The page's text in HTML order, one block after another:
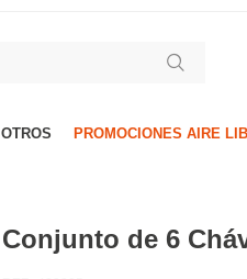
OTROS PROMOCIONES AIRE
Conjunto de 6